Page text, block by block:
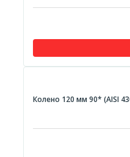
Колено 120 мм 90* (AISI